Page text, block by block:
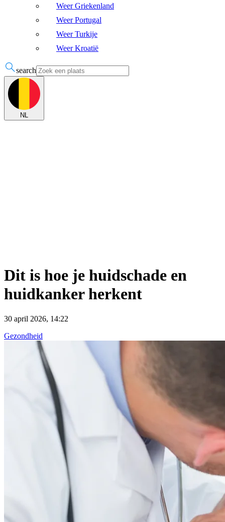
Weer Griekenland
Weer Portugal
Weer Turkije
Weer Kroatië
search
NL
Dit is hoe je huidschade en
huidkanker herkent
30 april 2026, 14:22
Gezondheid